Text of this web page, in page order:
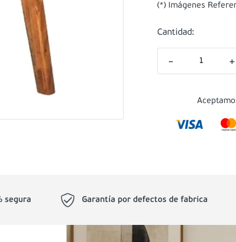
(*) Imágenes
Cantidad:
＋
－
segura Garantía por defectos de fabrica